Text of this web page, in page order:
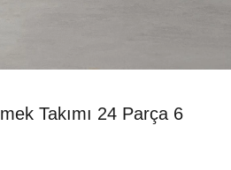
Takımı 24 Parça 6